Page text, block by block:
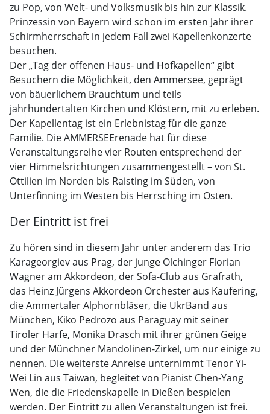
zu Pop, von Welt- und Volksmusik bis hin zur Klassik.
Prinzessin von Bayern wird schon im ersten Jahr ihrer
Schirmherrschaft in jedem Fall zwei Kapellenkonzerte
besuchen.
Der „Tag der offenen Haus- und Hofkapellen“ gibt
Besuchern die Möglichkeit, den Ammersee, geprägt
von bäuerlichem Brauchtum und teils
jahrhundertalten Kirchen und Klöstern, mit zu erleben.
Der Kapellentag ist ein Erlebnistag für die ganze
Familie. Die AMMERSEErenade hat für diese
Veranstaltungsreihe vier Routen entsprechend der
vier Himmelsrichtungen zusammengestellt – von St.
Ottilien im Norden bis Raisting im Süden, von
Unterfinning im Westen bis Herrsching im Osten.
Der Eintritt ist frei
Zu hören sind in diesem Jahr unter anderem das Trio
Karageorgiev aus Prag, der junge Olchinger Florian
Wagner am Akkordeon, der Sofa-Club aus Grafrath,
das Heinz Jürgens Akkordeon Orchester aus Kaufering,
die Ammertaler Alphornbläser, die UkrBand aus
München, Kiko Pedrozo aus Paraguay mit seiner
Tiroler Harfe, Monika Drasch mit ihrer grünen Geige
und der Münchner Mandolinen-Zirkel, um nur einige zu
nennen. Die weiterste Anreise unternimmt Tenor Yi-
Wei Lin aus Taiwan, begleitet von Pianist Chen-Yang
Wen, die die Friedenskapelle in Dießen bespielen
werden. Der Eintritt zu allen Veranstaltungen ist frei.